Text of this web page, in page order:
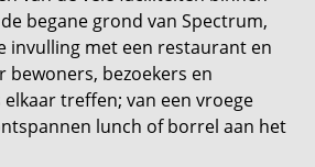
begane grond van Spectrum,
invulling met een restaurant en
bewoners, bezoekers en
treffen; van een vroege
lunch of borrel aan het